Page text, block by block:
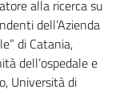
alla ricerca su
dell’Azienda
di Catania,
dell’ospedale e
Università di